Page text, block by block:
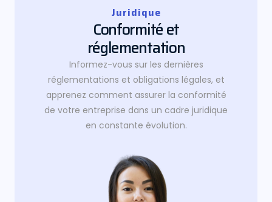
Juridique
Conformité et
réglementation
Informez-vous sur les dernières
réglementations et obligations légales, et
apprenez comment assurer la conformité
de votre entreprise dans un cadre juridique
en constante évolution.